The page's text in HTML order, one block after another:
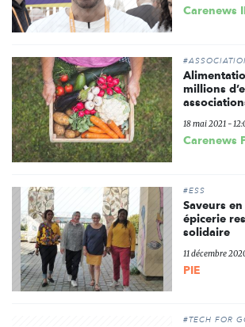
Carenews
millions
18 mai 2021 -
Carenews
#ESS
Saveurs
épicerie
solidaire
11 décembre
PIE
#TECH FOR